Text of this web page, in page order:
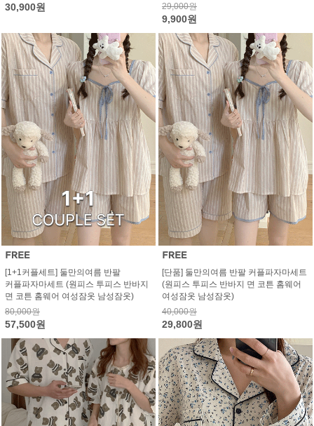
30,900원
29,000원
9,900원
[1+1커플세트] 둘만의여름 반팔
커플파자마세트 (원피스 투피스 반바지
면 코튼 홈웨어 여성잠옷 남성잠옷)
80,000원
57,500원
[단품] 둘만의여름 반팔 커플파자마세트
(원피스 투피스 반바지 면 코튼 홈웨어
여성잠옷 남성잠옷)
40,000원
29,800원